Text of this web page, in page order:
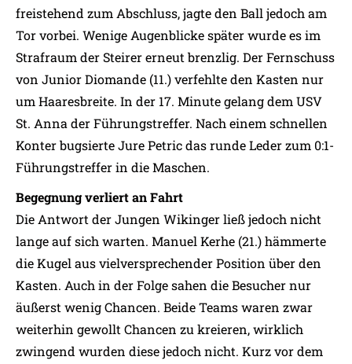
freistehend zum Abschluss, jagte den Ball jedoch am
Tor vorbei. Wenige Augenblicke später wurde es im
Strafraum der Steirer erneut brenzlig. Der Fernschuss
von Junior Diomande (11.) verfehlte den Kasten nur
um Haaresbreite. In der 17. Minute gelang dem USV
St. Anna der Führungstreffer. Nach einem schnellen
Konter bugsierte Jure Petric das runde Leder zum 0:1-
Führungstreffer in die Maschen.
Begegnung verliert an Fahrt
Die Antwort der Jungen Wikinger ließ jedoch nicht
lange auf sich warten. Manuel Kerhe (21.) hämmerte
die Kugel aus vielversprechender Position über den
Kasten. Auch in der Folge sahen die Besucher nur
äußerst wenig Chancen. Beide Teams waren zwar
weiterhin gewollt Chancen zu kreieren, wirklich
zwingend wurden diese jedoch nicht. Kurz vor dem